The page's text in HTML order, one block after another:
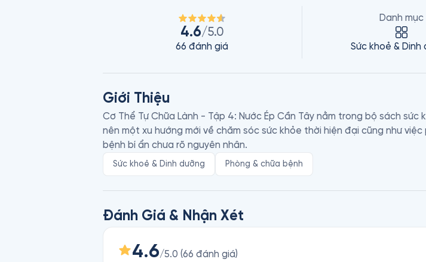
4.6/5.0
66 đánh giá
Danh mục
Sức khoẻ & Dinh
Giới Thiệu
Cơ Thể Tự Chữa Lành - Tập 4: Nước Ép Cần Tây nằm trong bộ sách
nên một xu hướng mới về chăm sóc sức khỏe thời hiện đại cũng như
Sức khoẻ & Dinh dưỡng Phòng & chữa bệnh
Đánh Giá & Nhận Xét
4.6/5.0 (66 đánh giá)